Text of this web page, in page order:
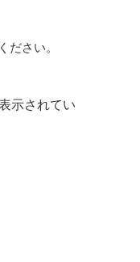
ださい。
示されてい